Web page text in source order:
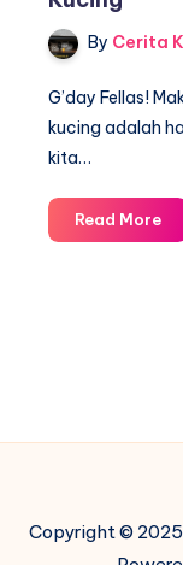
By Cerita
G’day Fellas!
kucing adalah
kita…
Read More
Copyright © 2025